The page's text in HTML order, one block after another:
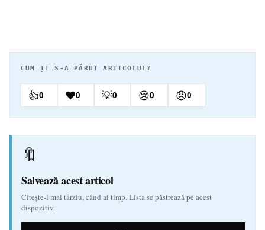
CUM ȚI S-A PĂRUT ARTICOLUL?
👍0 ❤️0 💡0 😢0 😠0
🔖
Salvează acest articol
Citește-l mai târziu, când ai timp. Lista se păstrează pe acest
dispozitiv.